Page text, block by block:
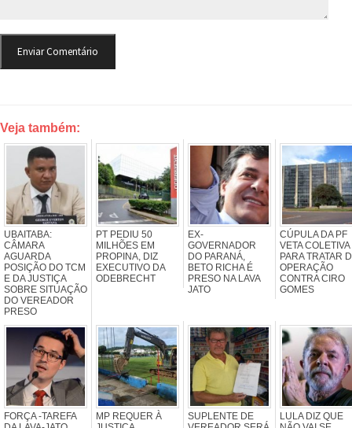
Veja também:
UBAITABA:
CÂMARA
AGUARDA
POSIÇÃO DO TCM
E DA JUSTIÇA
SOBRE SITUAÇÃO
DO VEREADOR
PRESO
PT PEDIU 50
MILHÕES EM
PROPINA, DIZ
EXECUTIVO DA
ODEBRECHT
EX-
GOVERNADOR
DO PARANÁ,
BETO RICHA É
PRESO NA LAVA
JATO
CÚPULA DA PF
VETA COLETIVA
PARA TRATAR
OPERAÇÃO
CONTRA CIRO
GOMES
FORÇA -TAREFA
MP REQUER À
SUPLENTE DE
LULA DIZ QUE